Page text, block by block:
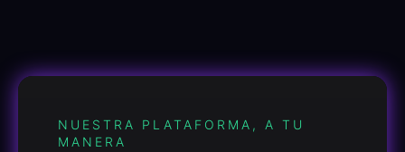
NUESTRA PLATAFORMA, A TU
MANERA